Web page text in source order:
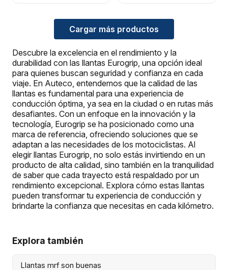
Cargar más productos
Descubre la excelencia en el rendimiento y la
durabilidad con las llantas Eurogrip, una opción ideal
para quienes buscan seguridad y confianza en cada
viaje. En Auteco, entendemos que la calidad de las
llantas es fundamental para una experiencia de
conducción óptima, ya sea en la ciudad o en rutas más
desafiantes. Con un enfoque en la innovación y la
tecnología, Eurogrip se ha posicionado como una
marca de referencia, ofreciendo soluciones que se
adaptan a las necesidades de los motociclistas. Al
elegir llantas Eurogrip, no solo estás invirtiendo en un
producto de alta calidad, sino también en la tranquilidad
de saber que cada trayecto está respaldado por un
rendimiento excepcional. Explora cómo estas llantas
pueden transformar tu experiencia de conducción y
brindarte la confianza que necesitas en cada kilómetro.
Explora también
Llantas mrf son buenas